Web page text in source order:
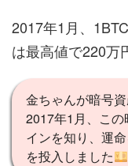
2017年1月、
は最高値で220万
金ちゃんが暗号
2017年1月、こ
インを知り、運
を投入しました